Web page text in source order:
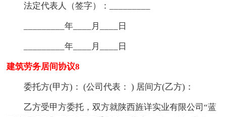
法定代表人（签字）：_________
_________年____月____日
_________年____月____日
建筑劳务居间协议8
委托方(甲方)： (公司代表： ) 居间方(乙方)：
乙方受甲方委托，双方就陕西旌详实业有限公司“蓝